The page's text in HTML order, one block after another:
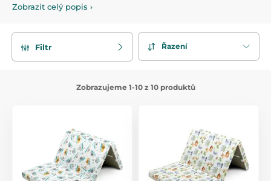
Matrace jsou vybaveny praktickým
komfortní řešení na cesty.
Zobrazit celý popis ›
Filtr Řazení
Zobrazujeme 1-10 z 10 produktů